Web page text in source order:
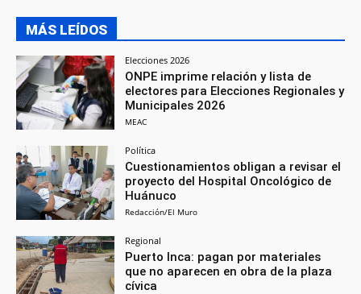
MÁS LEÍDOS
Elecciones 2026
ONPE imprime relación y lista de
electores para Elecciones Regionales y
Municipales 2026
MEAC
Política
Cuestionamientos obligan a revisar el
proyecto del Hospital Oncológico de
Huánuco
Redacción/El Muro
Regional
Puerto Inca: pagan por materiales
que no aparecen en obra de la plaza
cívica